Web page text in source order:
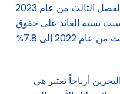
للقطاع المصرفي 19.4% في نهاية الفصل الثالث من عام 2023
24%، كما تحسنت نسبة العائد على حقوق
المساهمين من 6.2% في الربع الثالث من عام 2022 إلى 7.8%
البحرين أرباحاً تعتبر هي